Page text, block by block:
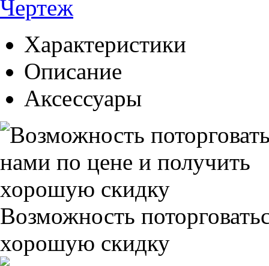
Характеристики
Описание
Аксессуары
Возможность
хорошую скидку